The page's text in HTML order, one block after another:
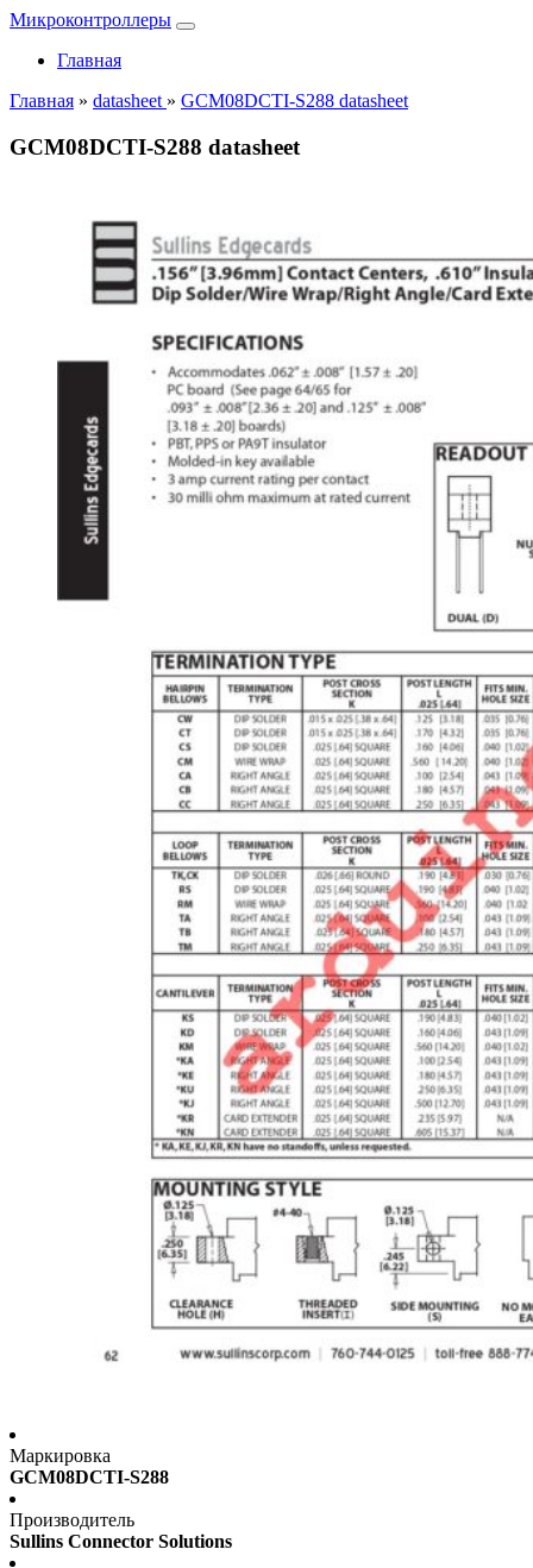
Микроконтроллеры
Главная
Главная » datasheet » GCM08DCTI-S288 datasheet
GCM08DCTI-S288 datasheet
Маркировка
GCM08DCTI-S288
Производитель
Sullins Connector Solutions